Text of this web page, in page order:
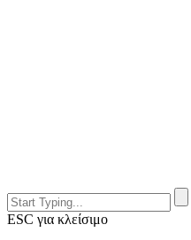
ESC για κλείσιμο